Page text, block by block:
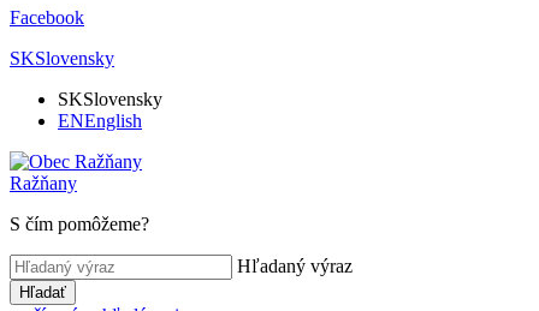
Facebook
SKSlovensky
SKSlovensky
ENEnglish
Ražňany
S čím pomôžeme?
Hľadaný výraz
Hľadať